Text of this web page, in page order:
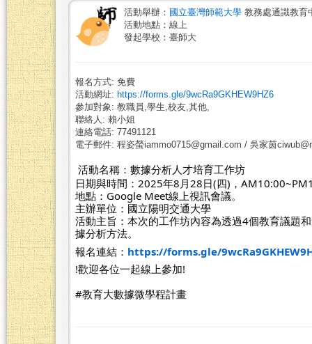
活動舉辦： 國立臺灣師範大學 教務處通識教育
活動地點：線上
發起學校：臺師大
報名方式: 免費
活動網址: https://forms.gle/9wcRa9GKHEW9HZ6
參加對象: 教職員,學生,校友,其他,
聯絡人: 賴小姐
連絡電話: 77491121
電子郵件: 程姿螢iammo0715@gmail.com / 吳家茵
活動名稱：數據分析人才培育工作坊
日期與時間：2025年8月28日(四)，
地點：Google Meet線上視訊會議。
主辦單位：國立陽明交通大學
活動主旨：本次的工作坊內容為透過4個教育議題
據分析方法。
報名連結： https://forms.gle/
!歡迎各位一起線上參加!
#教育大數據微學程計畫